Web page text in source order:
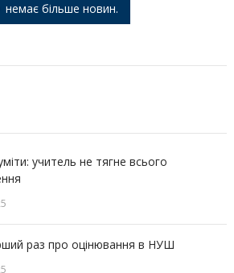
немає більше новин.
учитель не тягне всього
раз про оцінювання в НУШ